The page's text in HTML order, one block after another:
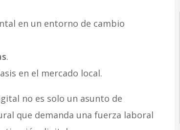
en un entorno de cambio
.
en el mercado local.
no es solo un asunto de
que demanda una fuerza laboral